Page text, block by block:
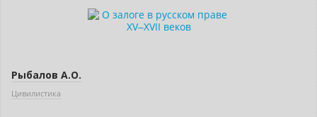
Рыбалов А.О.
Цивилистика